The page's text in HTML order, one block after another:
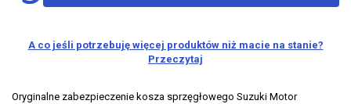
A co jeśli potrzebuję więcej produktów niż macie na stanie?
Przeczytaj
Oryginalne zabezpieczenie kosza sprzęgłowego Suzuki Motor